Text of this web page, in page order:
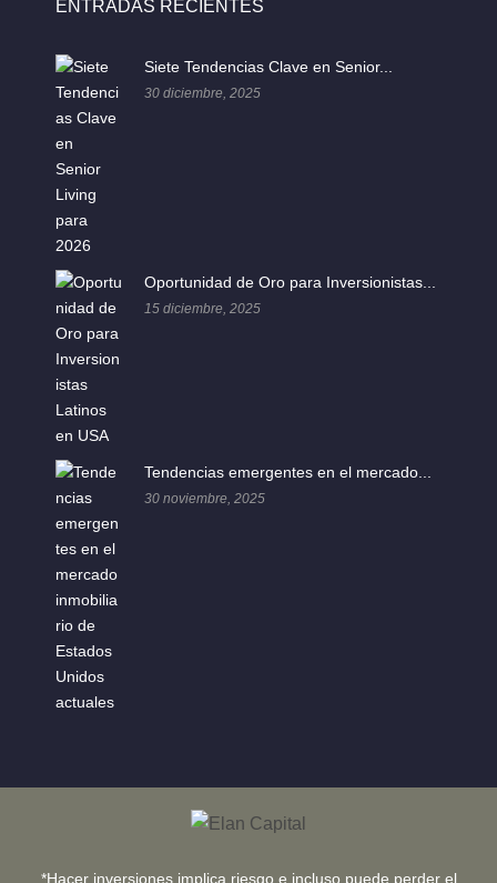
ENTRADAS RECIENTES
Siete Tendencias Clave en Senior...
30 diciembre, 2025
Oportunidad de Oro para Inversionistas...
15 diciembre, 2025
Tendencias emergentes en el mercado...
30 noviembre, 2025
*Hacer inversiones implica riesgo e incluso puede perder el